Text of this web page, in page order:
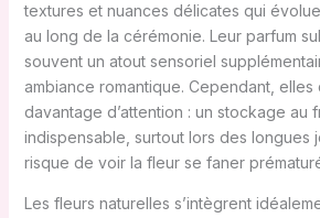
textures et nuances délicates qui
au long de la cérémonie. Leur parfum
souvent un atout sensoriel
ambiance romantique. Cependant, elles
davantage d’attention : un stockage au
indispensable, surtout lors des longues
risque de voir la fleur se faner
Les fleurs naturelles s’intègrent